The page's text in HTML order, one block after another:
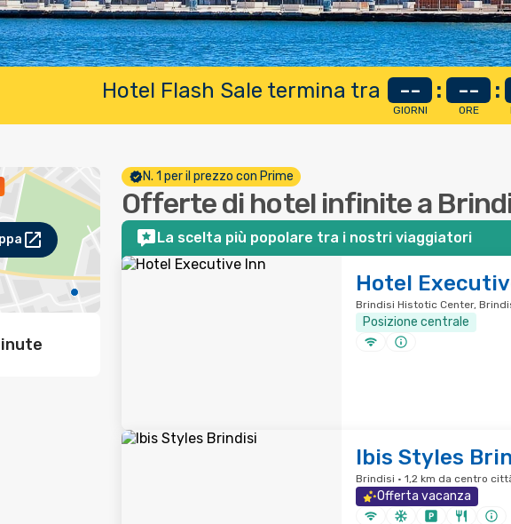
Hotel Flash Sale termina tra --
GIORNI
: --
ORE
:
N. 1 per il prezzo con Prime
Offerte di hotel infinite a
La scelta più popolare tra i nostri viaggiatori
Hotel
Brindisi Histotic Center,
Posizione centrale
Ibis Styles
Brindisi · 1,2 km da centro
Offerta vacanza